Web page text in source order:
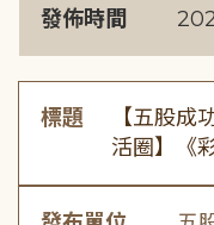
發佈時間
標題
【五股成
活圈】《